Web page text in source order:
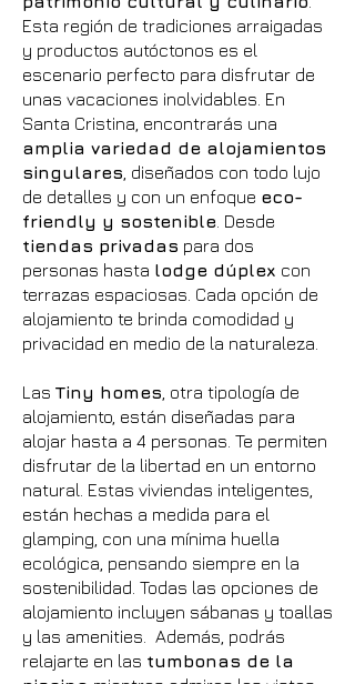
Esta región de tradiciones arraigadas
y productos autóctonos es el
escenario perfecto para disfrutar de
unas vacaciones inolvidables. En
Santa Cristina, encontrarás una
amplia variedad de alojamientos
singulares , diseñados con todo lujo
de detalles y con un enfoque eco-
friendly y sostenible . Desde
tiendas privadas para dos
personas hasta lodge dúplex con
terrazas espaciosas. Cada opción de
alojamiento te brinda comodidad y
privacidad en medio de la naturaleza.
Las Tiny homes , otra tipología de
alojamiento, están diseñadas para
alojar hasta a 4 personas. Te permiten
disfrutar de la libertad en un entorno
natural. Estas viviendas inteligentes,
están hechas a medida para el
glamping, con una mínima huella
ecológica, pensando siempre en la
sostenibilidad. Todas las opciones de
alojamiento incluyen sábanas y toallas
y las amenities. Además, podrás
relajarte en las tumbonas de la